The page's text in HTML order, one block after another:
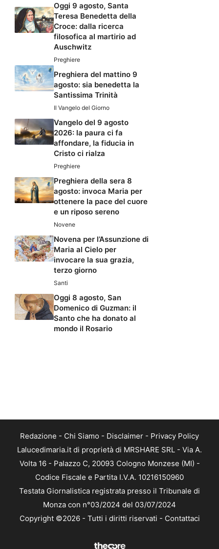
Oggi 9 agosto, Santa
Teresa Benedetta della
Croce: dalla ricerca
filosofica al martirio ad
Auschwitz
Preghiere
Preghiera del mattino 9
agosto: sia benedetta la
Santissima Trinità
Il Vangelo del Giorno
Vangelo del 9 agosto
2026: la paura ci fa
affondare, la fiducia in
Cristo ci rialza
Preghiere
Preghiera della sera 8
agosto: invoca Maria per
ottenere la pace del cuore
e un riposo sereno
Novene
Novena per l’Assunzione di
Maria al Cielo per
invocare la sua grazia,
terzo giorno
Santi
Oggi 8 agosto, San
Domenico di Guzman: il
Santo che ha donato al
mondo il Rosario
Redazione - Chi Siamo - Disclaimer - Privacy Policy
Lalucedimaria.it di proprietà di MRSHARE SRL - Via A.
Volta 16 - Palazzo C, 20093 Cologno Monzese (MI) -
Codice Fiscale e Partita I.V.A. 10216150960
Testata Giornalistica registrata presso il Tribunale di
Monza con n°03/2024 del 03/07/2024
Copyright ©2026 - Tutti i diritti riservati - Contattaci